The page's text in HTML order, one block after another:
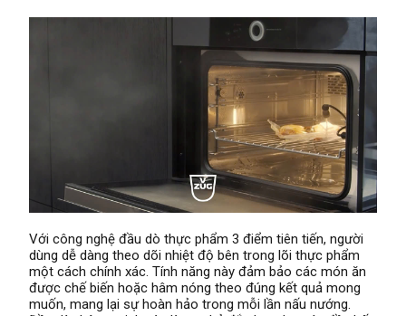
Với công nghệ đầu dò thực phẩm 3 điểm tiên tiến, người
dùng dễ dàng theo dõi nhiệt độ bên trong lõi thực phẩm
một cách chính xác. Tính năng này đảm bảo các món ăn
được chế biến hoặc hâm nóng theo đúng kết quả mong
muốn, mang lại sự hoàn hảo trong mỗi lần nấu nướng.